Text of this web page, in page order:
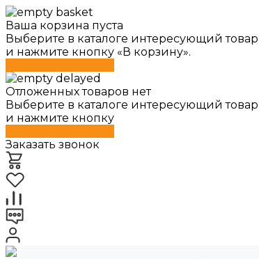
Ваша корзина пуста
Выберите в каталоге интересующий товар
и нажмите кнопку «В корзину».
Отложенных товаров нет
Выберите в каталоге интересующий товар
и нажмите кнопку
Заказать звонок